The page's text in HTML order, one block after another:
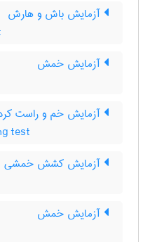
آزمایش باش و هارش
آزمایش خمش
آزمایش خم و راست
test
آزمایش کشش خمشی
آزمایش خمش